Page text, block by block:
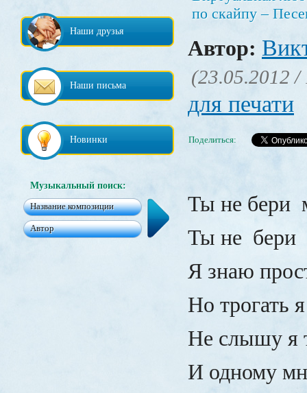
Наши друзья
Наши письма
Новинки
Музыкальный поиск:
по скайпу –
Автор:
(23.05.2012 /
для печати
Поделиться:
Ты не бери
Ты не бери
Я знаю
Но трогать
Не слышу я
И одному